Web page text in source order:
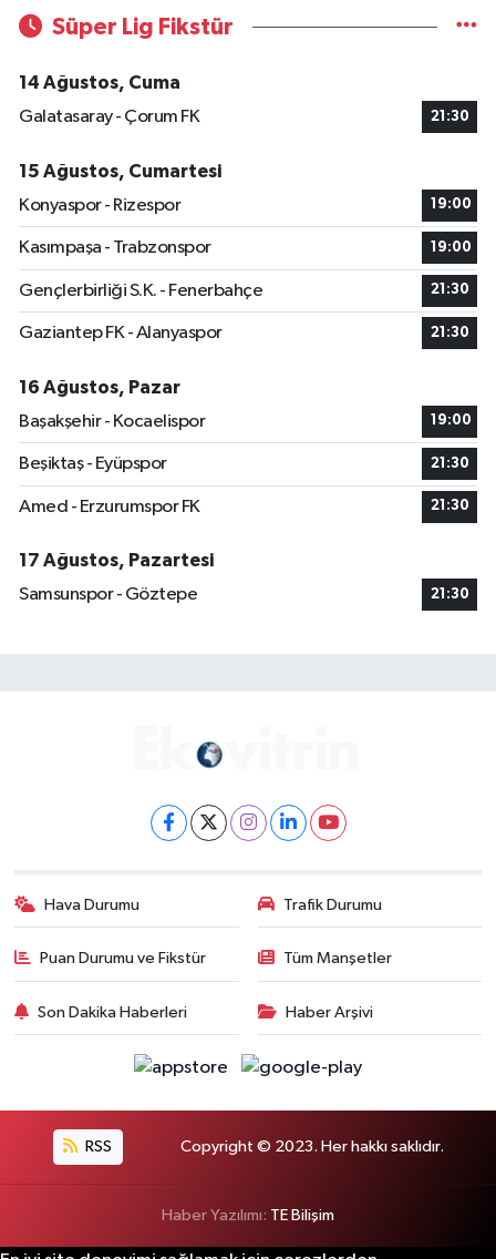
Süper Lig Fikstür
14 Ağustos, Cuma
Galatasaray - Çorum FK
21:30
15 Ağustos, Cumartesi
Konyaspor - Rizespor
19:00
Kasımpaşa - Trabzonspor 19:00
Gençlerbirliği S.K. - Fenerbahçe 21:30
Gaziantep FK - Alanyaspor 21:30
16 Ağustos, Pazar
Başakşehir - Kocaelispor
19:00
Beşiktaş - Eyüpspor 21:30
Amed - Erzurumspor FK 21:30
17 Ağustos, Pazartesi
Samsunspor - Göztepe
21:30
Hava Durumu Trafik Durumu
Puan Durumu ve Fikstür Tüm Manşetler
Son Dakika Haberleri Haber Arşivi
RSS Copyright © 2023. Her hakkı saklıdır.
Haber Yazılımı: TE Bilişim